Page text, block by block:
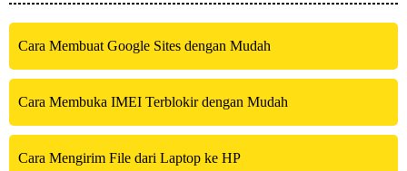
Cara Membuat Google Sites dengan Mudah
Cara Membuka IMEI Terblokir dengan Mudah
Cara Mengirim File dari Laptop ke HP